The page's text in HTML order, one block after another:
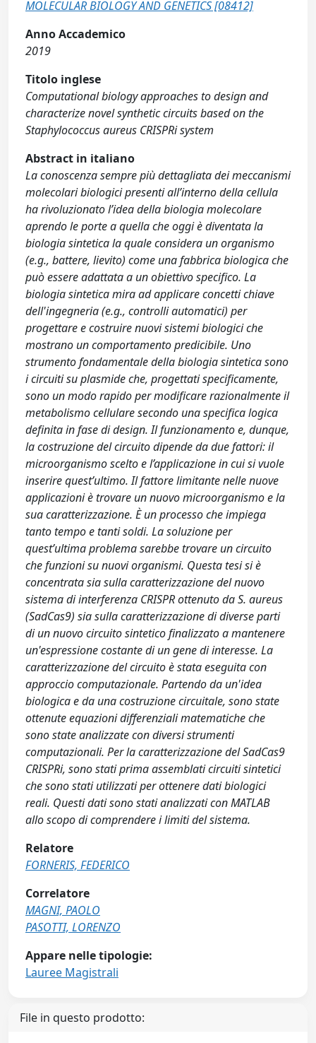
MOLECULAR BIOLOGY AND GENETICS [08412]
Anno Accademico
2019
Titolo inglese
Computational biology approaches to design and
characterize novel synthetic circuits based on the
Staphylococcus aureus CRISPRi system
Abstract in italiano
La conoscenza sempre più dettagliata dei meccanismi
molecolari biologici presenti all’interno della cellula
ha rivoluzionato l’idea della biologia molecolare
aprendo le porte a quella che oggi è diventata la
biologia sintetica la quale considera un organismo
(e.g., battere, lievito) come una fabbrica biologica che
può essere adattata a un obiettivo specifico. La
biologia sintetica mira ad applicare concetti chiave
dell'ingegneria (e.g., controlli automatici) per
progettare e costruire nuovi sistemi biologici che
mostrano un comportamento predicibile. Uno
strumento fondamentale della biologia sintetica sono
i circuiti su plasmide che, progettati specificamente,
sono un modo rapido per modificare razionalmente il
metabolismo cellulare secondo una specifica logica
definita in fase di design. Il funzionamento e, dunque,
la costruzione del circuito dipende da due fattori: il
microorganismo scelto e l’applicazione in cui si vuole
inserire quest’ultimo. Il fattore limitante nelle nuove
applicazioni è trovare un nuovo microorganismo e la
sua caratterizzazione. È un processo che impiega
tanto tempo e tanti soldi. La soluzione per
quest’ultima problema sarebbe trovare un circuito
che funzioni su nuovi organismi. Questa tesi si è
concentrata sia sulla caratterizzazione del nuovo
sistema di interferenza CRISPR ottenuto da S. aureus
(SadCas9) sia sulla caratterizzazione di diverse parti
di un nuovo circuito sintetico finalizzato a mantenere
un'espressione costante di un gene di interesse. La
caratterizzazione del circuito è stata eseguita con
approccio computazionale. Partendo da un'idea
biologica e da una costruzione circuitale, sono state
ottenute equazioni differenziali matematiche che
sono state analizzate con diversi strumenti
computazionali. Per la caratterizzazione del SadCas9
CRISPRi, sono stati prima assemblati circuiti sintetici
che sono stati utilizzati per ottenere dati biologici
reali. Questi dati sono stati analizzati con MATLAB
allo scopo di comprendere i limiti del sistema.
Relatore
FORNERIS, FEDERICO
Correlatore
MAGNI, PAOLO
PASOTTI, LORENZO
Appare nelle tipologie:
Lauree Magistrali
File in questo prodotto: